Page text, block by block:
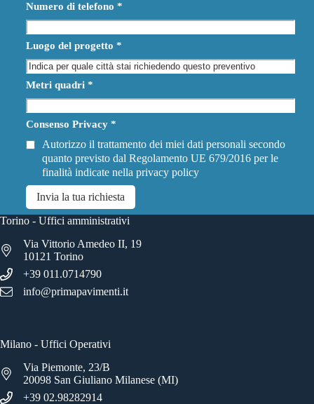
Numero di telefono *
Luogo del progetto *
Metri quadri *
Consenso Privacy *
Autorizzo il trattamento dei miei dati personali secondo
quanto previsto dal Regolamento UE 679/2016 per le
finalità indicate nella privacy policy
Invia la tua richiesta
Torino - Uffici amministrativi
Via Vittorio Amedeo II, 19
10121 Torino
+39 011.0714790
info@primapavimenti.it
Milano - Uffici Operativi
Via Piemonte, 23/B
20098 San Giuliano Milanese (MI)
+39 02.98282914